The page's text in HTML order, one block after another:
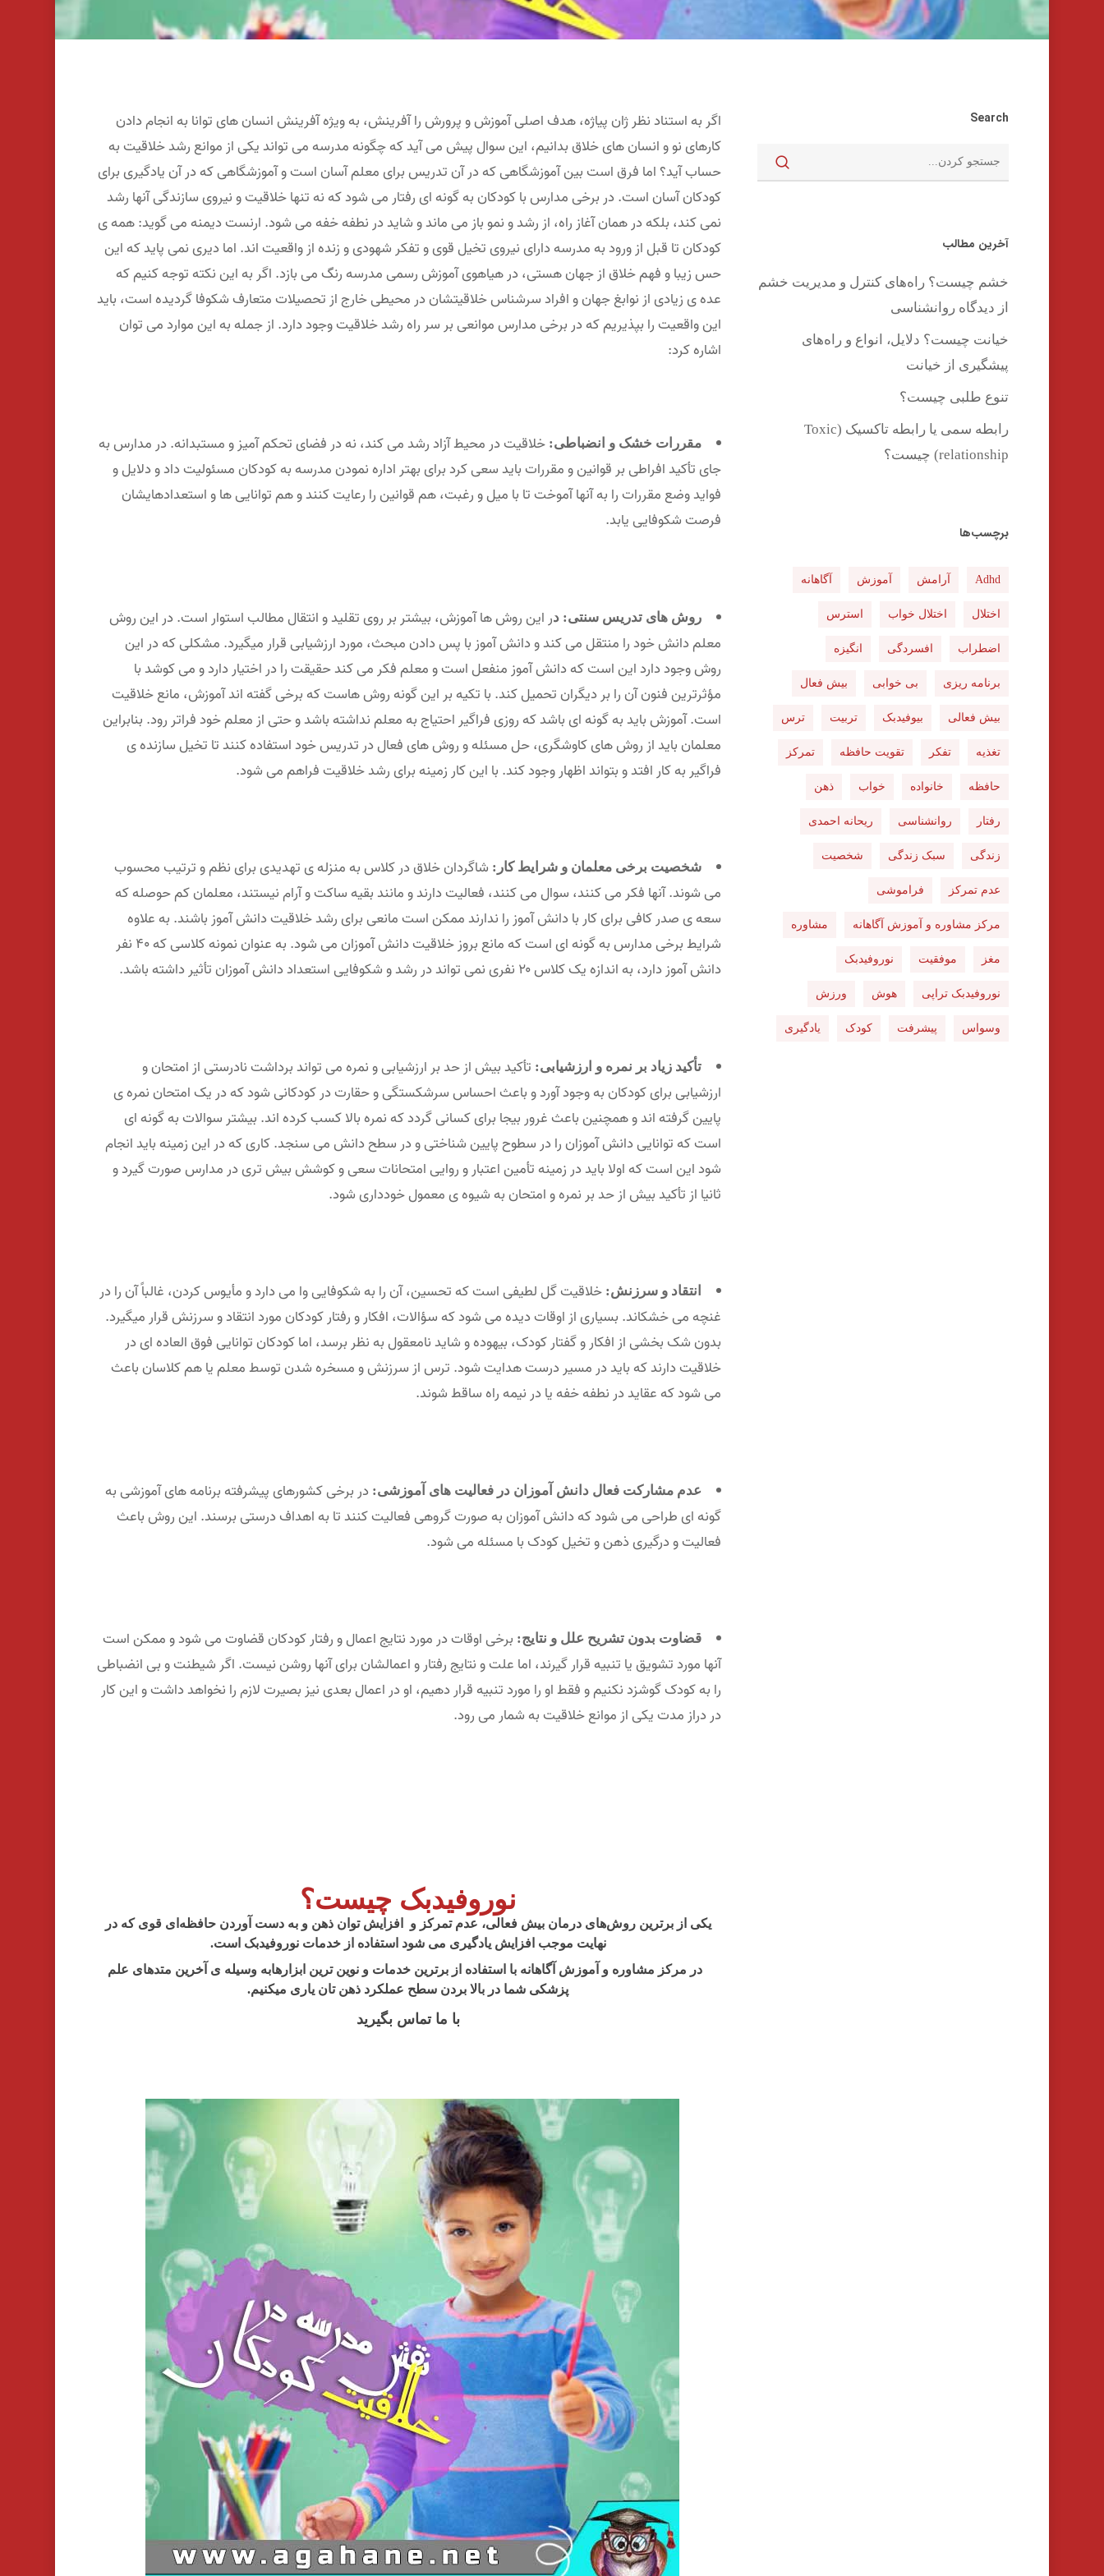
اگر به استناد نظر ژان پیاژه، هدف اصلی آموزش و پرورش را آفرینش، به ویژه آفرینش انسان های توانا به انجام دادن
کارهای نو و انسان های خلاق بدانیم، این سوال پیش می آید که چگونه مدرسه می تواند یکی از موانع رشد خلاقیت به
حساب آید؟ اما فرق است بین آموزشگاهی که در آن تدریس برای معلم آسان است و آموزشگاهی که در آن یادگیری برای
کودکان آسان است. در برخی مدارس با کودکان به گونه ای رفتار می شود که نه تنها خلاقیت و نیروی سازندگی آنها رشد
نمی کند، بلکه در همان آغاز راه، از رشد و نمو باز می ماند و شاید در نطفه خفه می شود. ارنست دیمنه می گوید: همه ی
کودکان تا قبل از ورود به مدرسه دارای نیروی تخیل قوی و تفکر شهودی و زنده از واقعیت اند. اما دیری نمی پاید که این
حس زیبا و فهم خلاق از جهان هستی، در هیاهوی آموزش رسمی مدرسه رنگ می بازد. اگر به این نکته توجه کنیم که
عده ی زیادی از نوابغ جهان و افراد سرشناس خلاقیتشان در محیطی خارج از تحصیلات متعارف شکوفا گردیده است، باید
این واقعیت را بپذیریم که در برخی مدارس موانعی بر سر راه رشد خلاقیت وجود دارد. از جمله به این موارد می توان
اشاره کرد:
مقررات خشک و انضباطی: خلاقیت در محیط آزاد رشد می کند، نه در فضای تحکم آمیز و مستبدانه. در مدارس به
جای تأکید افراطی بر قوانین و مقررات باید سعی کرد برای بهتر اداره نمودن مدرسه به کودکان مسئولیت داد و دلایل و
فواید وضع مقررات را به آنها آموخت تا با میل و رغبت، هم قوانین را رعایت کنند و هم توانایی ها و استعدادهایشان
فرصت شکوفایی یابد.
روش های تدریس سنتی: در این روش ها آموزش، بیشتر بر روی تقلید و انتقال مطالب استوار است. در این روش
معلم دانش خود را منتقل می کند و دانش آموز با پس دادن مبحث، مورد ارزشیابی قرار میگیرد. مشکلی که در این
روش وجود دارد این است که دانش آموز منفعل است و معلم فکر می کند حقیقت را در اختیار دارد و می کوشد با
مؤثرترین فنون آن را بر دیگران تحمیل کند. با تکیه بر این گونه روش هاست که برخی گفته اند آموزش، مانع خلاقیت
است. آموزش باید به گونه ای باشد که روزی فراگیر احتیاج به معلم نداشته باشد و حتی از معلم خود فراتر رود. بنابراین
معلمان باید از روش های کاوشگری، حل مسئله و روش های فعال در تدریس خود استفاده کنند تا تخیل سازنده ی
فراگیر به کار افتد و بتواند اظهار وجود کند. با این کار زمینه برای رشد خلاقیت فراهم می شود.
شخصیت برخی معلمان و شرایط کار: شاگردان خلاق در کلاس به منزله ی تهدیدی برای نظم و ترتیب محسوب
می شوند. آنها فکر می کنند، سوال می کنند، فعالیت دارند و مانند بقیه ساکت و آرام نیستند، معلمان کم حوصله که
سعه ی صدر کافی برای کار با دانش آموز را ندارند ممکن است مانعی برای رشد خلاقیت دانش آموز باشند. به علاوه
شرایط برخی مدارس به گونه ای است که مانع بروز خلاقیت دانش آموزان می شود. به عنوان نمونه کلاسی که ۴۰ نفر
دانش آموز دارد، به اندازه یک کلاس ۲۰ نفری نمی تواند در رشد و شکوفایی استعداد دانش آموزان تأثیر داشته باشد.
تأکید زیاد بر نمره و ارزشیابی: تأکید بیش از حد بر ارزشیابی و نمره می تواند برداشت نادرستی از امتحان و
ارزشیابی برای کودکان به وجود آورد و باعث احساس سرشکستگی و حقارت در کودکانی شود که در یک امتحان نمره ی
پایین گرفته اند و همچنین باعث غرور بیجا برای کسانی گردد که نمره بالا کسب کرده اند. بیشتر سوالات به گونه ای
است که توانایی دانش آموزان را در سطوح پایین شناختی و در سطح دانش می سنجد. کاری که در این زمینه باید انجام
شود این است که اولا باید در زمینه تأمین اعتبار و روایی امتحانات سعی و کوشش بیش تری در مدارس صورت گیرد و
ثانیا از تأکید بیش از حد بر نمره و امتحان به شیوه ی معمول خودداری شود.
انتقاد و سرزنش: خلاقیت گل لطیفی است که تحسین، آن را به شکوفایی وا می دارد و مأیوس کردن، غالباً آن را در
غنچه می خشکاند. بسیاری از اوقات دیده می شود که سؤالات، افکار و رفتار کودکان مورد انتقاد و سرزنش قرار میگیرد.
بدون شک بخشی از افکار و گفتار کودک، بیهوده و شاید نامعقول به نظر برسد، اما کودکان توانایی فوق العاده ای در
خلاقیت دارند که باید در مسیر درست هدایت شود. ترس از سرزنش و مسخره شدن توسط معلم یا هم کلاسان باعث
می شود که عقاید در نطفه خفه یا در نیمه راه ساقط شوند.
عدم مشارکت فعال دانش آموزان در فعالیت های آموزشی: در برخی کشورهای پیشرفته برنامه های آموزشی به
گونه ای طراحی می شود که دانش آموزان به صورت گروهی فعالیت کنند تا به اهداف درستی برسند. این روش باعث
فعالیت و درگیری ذهن و تخیل کودک با مسئله می شود.
قضاوت بدون تشریح علل و نتایج: برخی اوقات در مورد نتایج اعمال و رفتار کودکان قضاوت می شود و ممکن است
آنها مورد تشویق یا تنبیه قرار گیرند، اما علت و نتایج رفتار و اعمالشان برای آنها روشن نیست. اگر شیطنت و بی انضباطی
را به کودک گوشزد نکنیم و فقط او را مورد تنبیه قرار دهیم، او در اعمال بعدی نیز بصیرت لازم را نخواهد داشت و این کار
در دراز مدت یکی از موانع خلاقیت به شمار می رود.
نوروفیدبک چیست؟
یکی از برترین روش‌های درمان بیش فعالی، عدم تمرکز و افزایش توان ذهن و به دست آوردن حافظه‌ای قوی که در
نهایت موجب افزایش یادگیری می شود استفاده از خدمات نوروفیدبک است.
در مرکز مشاوره و آموزش آگاهانه با استفاده از برترین خدمات و نوین ترین ابزارهابه وسیله ی آخرین متدهای علم
پزشکی شما در بالا بردن سطح عملکرد ذهن تان یاری میکنیم.
با ما تماس بگیرید
Search
آخرین مطالب
خشم چیست؟ راه‌های کنترل و مدیریت خشم
از دیدگاه روانشناسی
خیانت چیست؟ دلایل، انواع و راه‌های
پیشگیری از خیانت
تنوع طلبی چیست؟
رابطه سمی یا رابطه تاکسیک (Toxic
relationship) چیست؟
برچسب‌ها
Adhd آرامش آموزش آگاهانه
اختلال اختلال خواب استرس
اضطراب افسردگی انگیزه
برنامه ریزی بی خوابی بیش فعال
بیش فعالی بیوفیدبک تربیت ترس
تغذیه تفکر تقویت حافظه تمرکز
حافظه خانواده خواب ذهن
رفتار روانشناسی ریحانه احمدی
زندگی سبک زندگی شخصیت
عدم تمرکز فراموشی
مرکز مشاوره و آموزش آگاهانه مشاوره
مغز موفقیت نوروفیدبک
نوروفیدبک تراپی هوش ورزش
وسواس پیشرفت کودک یادگیری